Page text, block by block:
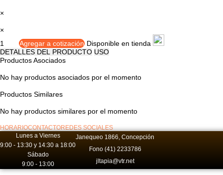
×
×
Disponible en tienda
DETALLES DEL PRODUCTO USO
Productos Asociados
No hay productos asociados por el momento
Productos Similares
No hay productos similares por el momento
HORARIOCONTACTOREDES SOCIALES
Lunes a Viernes
9:00 - 13:30 y 14:30 a 18:00
Sábado
9:00 - 13:00
Janequeo 1866, Concepción
Fono (41) 2233786
jltapia@vtr.net